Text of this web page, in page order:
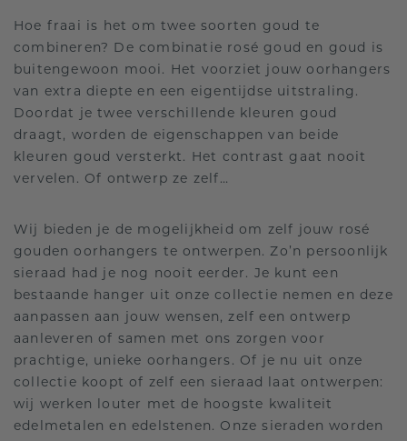
Hoe fraai is het om twee soorten goud te
combineren? De combinatie rosé goud en goud is
buitengewoon mooi. Het voorziet jouw oorhangers
van extra diepte en een eigentijdse uitstraling.
Doordat je twee verschillende kleuren goud
draagt, worden de eigenschappen van beide
kleuren goud versterkt. Het contrast gaat nooit
vervelen. Of ontwerp ze zelf…
Wij bieden je de mogelijkheid om zelf jouw rosé
gouden oorhangers te ontwerpen. Zo’n persoonlijk
sieraad had je nog nooit eerder. Je kunt een
bestaande hanger uit onze collectie nemen en deze
aanpassen aan jouw wensen, zelf een ontwerp
aanleveren of samen met ons zorgen voor
prachtige, unieke oorhangers. Of je nu uit onze
collectie koopt of zelf een sieraad laat ontwerpen:
wij werken louter met de hoogste kwaliteit
edelmetalen en edelstenen. Onze sieraden worden